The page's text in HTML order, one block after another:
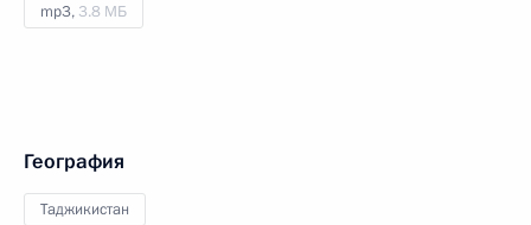
mp3, 3.8 МБ
География
Таджикистан